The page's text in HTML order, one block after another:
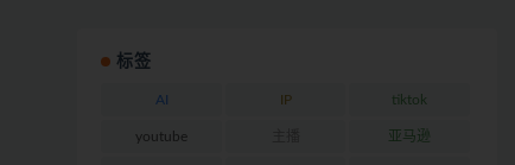
标签
AI IP tiktok
youtube 亚马逊